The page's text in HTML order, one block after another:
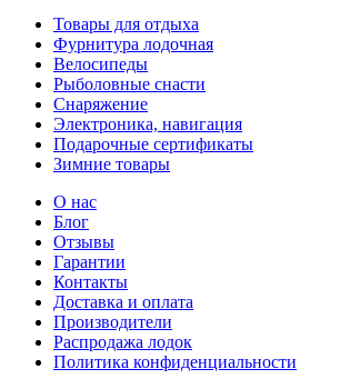
Товары для отдыха
Фурнитура лодочная
Велосипеды
Рыболовные снасти
Снаряжение
Электроника, навигация
Подарочные сертификаты
Зимние товары
О нас
Блог
Отзывы
Гарантии
Контакты
Доставка и оплата
Производители
Распродажа лодок
Политика конфиденциальности